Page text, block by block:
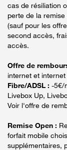
cas de résiliation
perte de la
(sauf pour les
second accès,
accès.
Offre de
internet et
Fibre/ADSL : -5€/
Livebox Up,
Voir l'offre de
Remise Open :
forfait mobile
supplémentaires,